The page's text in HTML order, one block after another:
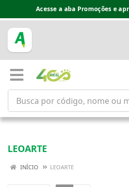
Acesse a aba Promoções e
LEOARTE
INÍCIO LEOARTE